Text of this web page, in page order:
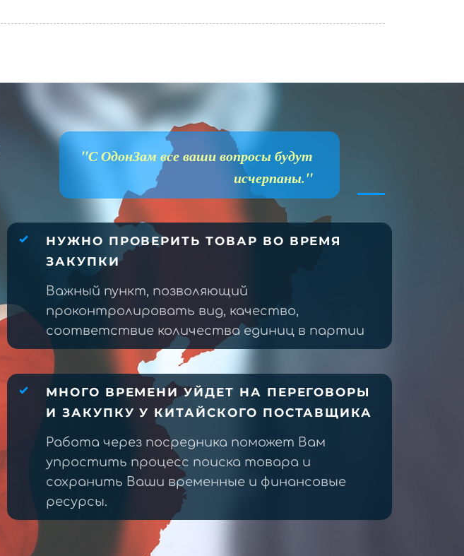
"С ОдонЗам все ваши вопросы будут
исчерпаны."
НУЖНО ПРОВЕРИТЬ ТОВАР ВО ВРЕМЯ
ЗАКУПКИ
Важный пункт, позволяющий
проконтролировать вид, качество,
соответствие количества единиц в партии
МНОГО ВРЕМЕНИ УЙДЕТ НА ПЕРЕГОВОРЫ
И ЗАКУПКУ У КИТАЙСКОГО ПОСТАВЩИКА
Работа через посредника поможет Вам
упростить процесс поиска товара и
сохранить Ваши временные и финансовые
ресурсы.